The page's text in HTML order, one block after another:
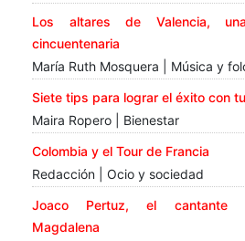
Los altares de Valencia,
cincuentenaria
María Ruth Mosquera | Música y
Siete tips para lograr el éxito con
Maira Ropero | Bienestar
Colombia y el Tour de Francia
Redacción | Ocio y sociedad
Joaco Pertuz, el cantante
Magdalena